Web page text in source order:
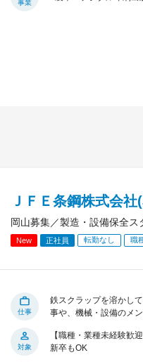
事業
ＪＦＥ条鋼株式会
岡山募集／製造・設備保全
New 正社員 転勤なし 職
仕事
鉄スクラップを溶かし
事や、機械・設備のメ
対象
【職種・業種未経験歓
新卒もOK